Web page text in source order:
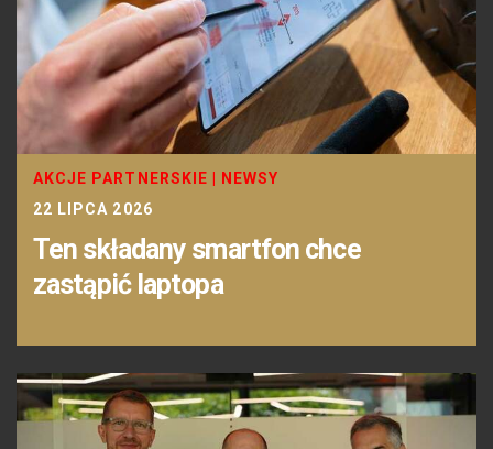
AKCJE PARTNERSKIE
NEWSY
22 LIPCA 2026
Ten składany smartfon chce
zastąpić laptopa